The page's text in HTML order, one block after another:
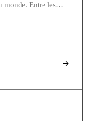
monde. Entre les…